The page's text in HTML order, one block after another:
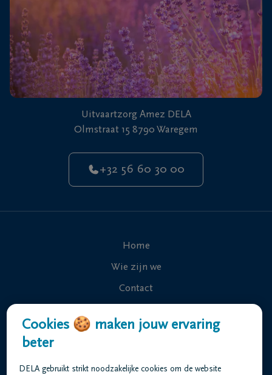
+32
56
60
30
00
Waregem
Uitvaartzorg Amez DELA
Olmstraat 15 8790 Waregem
+32 56 60 30 00
Home
Wie zijn we
Contact
Overlijdensberichten
Cookies 🍪 maken jouw ervaring
beter
DELA gebruikt strikt noodzakelijke cookies om de website